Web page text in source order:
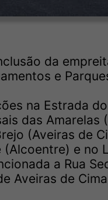
da
e
na Estrada
das Amarelas
(Aveiras de
e no
a Rua
Aveiras de